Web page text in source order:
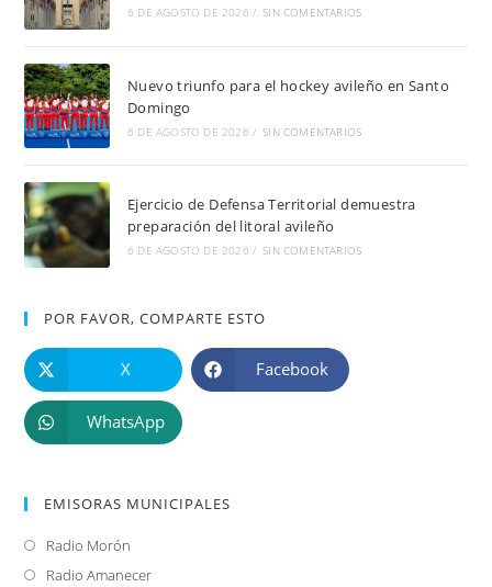
6 DE AGOSTO DE 2026 / SIN COMENTARIOS
Nuevo triunfo para el hockey avileño en Santo
Domingo
6 DE AGOSTO DE 2026 / SIN COMENTARIOS
Ejercicio de Defensa Territorial demuestra
preparación del litoral avileño
6 DE AGOSTO DE 2026 / SIN COMENTARIOS
POR FAVOR, COMPARTE ESTO
X Facebook
WhatsApp
EMISORAS MUNICIPALES
Radio Morón
abre
Radio AmanecerSe